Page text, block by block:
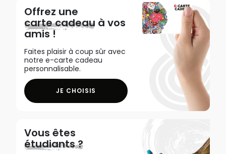
Offrez une
carte cadeau à vos
amis !
Faites plaisir à coup sûr avec
notre e-carte cadeau
personnalisable.
JE CHOISIS
Vous êtes
étudiants ?